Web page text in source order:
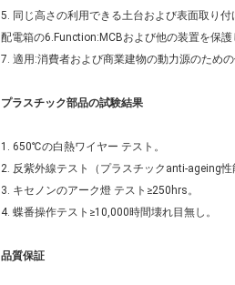
5. 同じ高さの利用できる土台および表面取り付
配電箱の6.Function:MCBおよび他の装置を保護
7. 適用:消費者および商業建物の動力源のため
プラスチック部品の試験結果
1. 650℃の白熱ワイヤー テスト。
2. 反紫外線テスト（プラスチックanti-ageing性
3. キセノンのアーク燈 テスト≥250hrs。
4. 蝶番操作テスト≥10,000時間壊れ目無し。
品質保証